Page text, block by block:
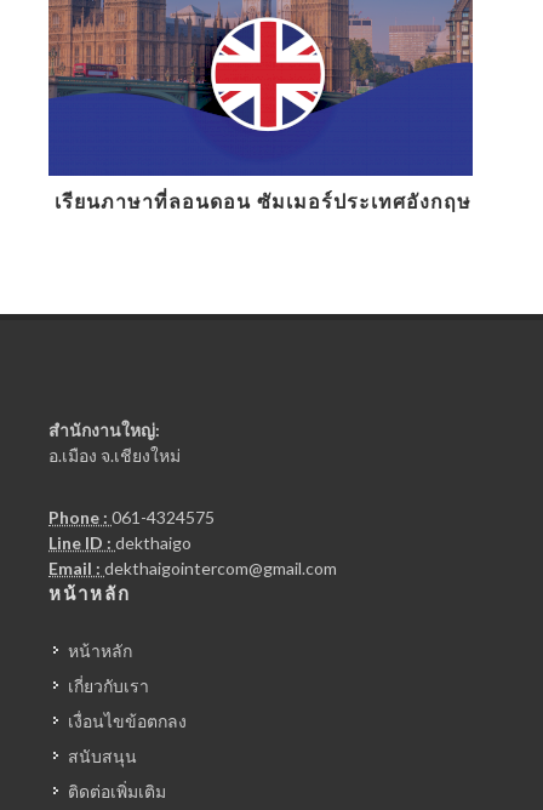
เรียนภาษาที่ลอนดอน ซัมเมอร์ประเทศอังกฤษ
สำนักงานใหญ่:
อ.เมือง จ.เชียงใหม่
Phone : 061-4324575
Line ID : dekthaigo
Email : dekthaigointercom@gmail.com
หน้าหลัก
หน้าหลัก
เกี่ยวกับเรา
เงื่อนไขข้อตกลง
สนับสนุน
ติดต่อเพิ่มเติม